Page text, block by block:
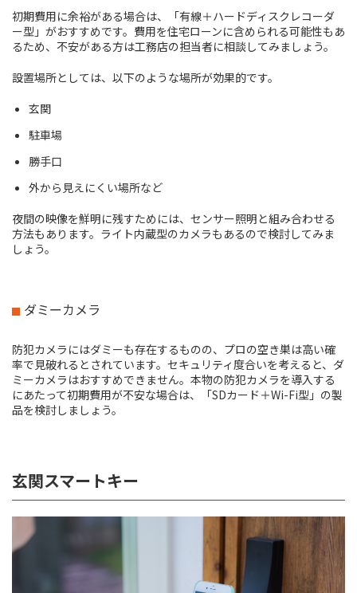
初期費用に余裕がある場合は、「有線＋ハードディスクレコーダ
ー型」がおすすめです。費用を住宅ローンに含められる可能性もあ
るため、不安がある方は工務店の担当者に相談してみましょう。
設置場所としては、以下のような場所が効果的です。
玄関
駐車場
勝手口
外から見えにくい場所など
夜間の映像を鮮明に残すためには、センサー照明と組み合わせる
方法もあります。ライト内蔵型のカメラもあるので検討してみま
しょう。
ダミーカメラ
防犯カメラにはダミーも存在するものの、プロの空き巣は高い確
率で見破れるとされています。セキュリティ度合いを考えると、ダ
ミーカメラはおすすめできません。本物の防犯カメラを導入する
にあたって初期費用が不安な場合は、「SDカード＋Wi-Fi型」の製
品を検討しましょう。
玄関スマートキー